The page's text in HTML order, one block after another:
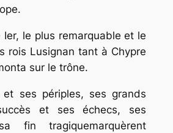
Ier, le plus remarquable et le
rois Lusignan tant à Chypre
sur le trône.
et ses périples, ses grands
et ses échecs, ses
fin tragiquemarquèrent